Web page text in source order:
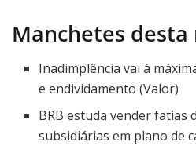
Manchetes desta
Inadimplência vai à
e endividamento (Valor)
BRB estuda vender fatias
subsidiárias em plano de